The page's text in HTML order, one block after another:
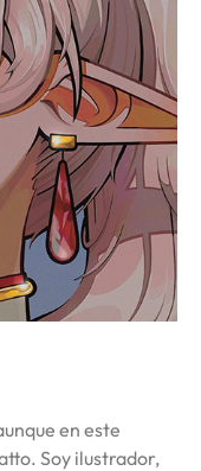
en este
Soy ilustrador,